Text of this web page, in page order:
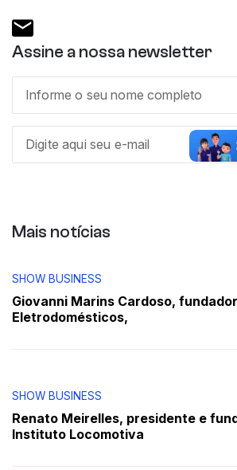
Assine a nossa newsletter
Mais notícias
SHOW BUSINESS
Giovanni Marins Cardoso,
Eletrodomésticos,
SHOW BUSINESS
Renato Meirelles, presidente e
Instituto Locomotiva